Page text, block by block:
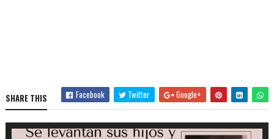
SHARE THIS Facebook Twitter Google+